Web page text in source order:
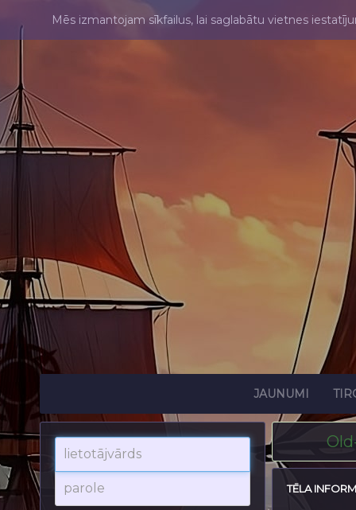
Mēs izmantojam sīkfailus, lai saglabātu vietnes
JAUNUMI
lietotājvārds
parole
TĒLA